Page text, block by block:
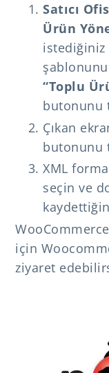
Satıcı
Ürün
istediğiniz
“Toplu
butonunu
Çıkan
butonunu
XML
seçin ve
için
ziyaret